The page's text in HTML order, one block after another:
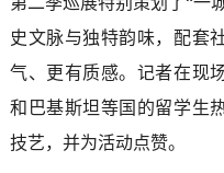
史文脉与独特韵味，配套
气、更有质感。记者在现
和巴基斯坦等国的留学生
技艺，并为活动点赞。